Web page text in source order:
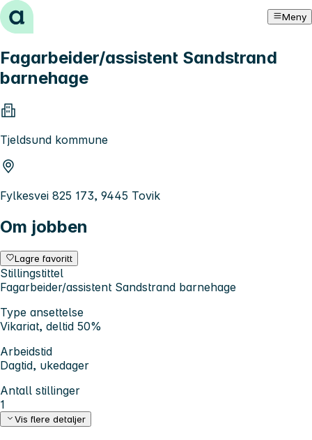
Hopp til innhold Meny
Fagarbeider/assistent Sandstrand
barnehage
Tjeldsund kommune
Fylkesvei 825 173, 9445 Tovik
Om jobben
Lagre favoritt
Stillingstittel
Fagarbeider/assistent Sandstrand barnehage
Type ansettelse
Vikariat, deltid 50%
Arbeidstid
Dagtid, ukedager
Antall stillinger
1
Vis flere detaljer